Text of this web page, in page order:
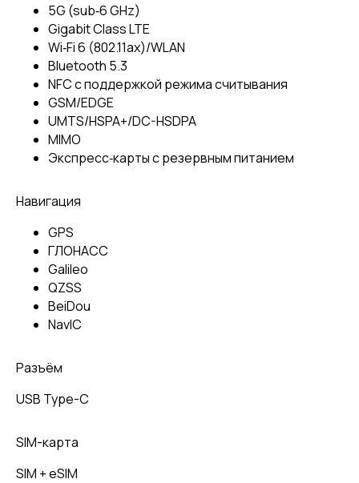
5G (sub‑6 GHz)
Gigabit Class LTE
Wi‑Fi 6 (802.11ax)/WLAN
Bluetooth 5.3
NFC с поддержкой режима считывания
GSM/EDGE
UMTS/​HSPA+/​DC-HSDPA
MIMO
Экспресс‑карты с резервным питанием
Навигация
GPS
ГЛОНАСС
Galileo
QZSS
BeiDou
NavIC
Разъём
USB Type-C
SIM-карта
SIM + eSIM